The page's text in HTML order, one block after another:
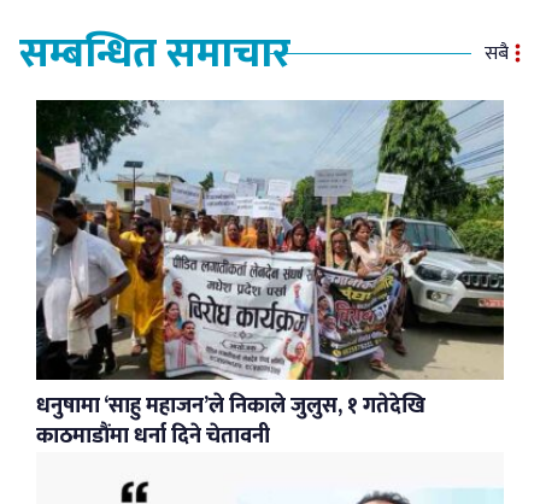
सम्बन्धित समाचार सबै
धनुषामा ‘साहु महाजन’ले निकाले जुलुस, १ गतेदेखि
काठमाडौंमा धर्ना दिने चेतावनी